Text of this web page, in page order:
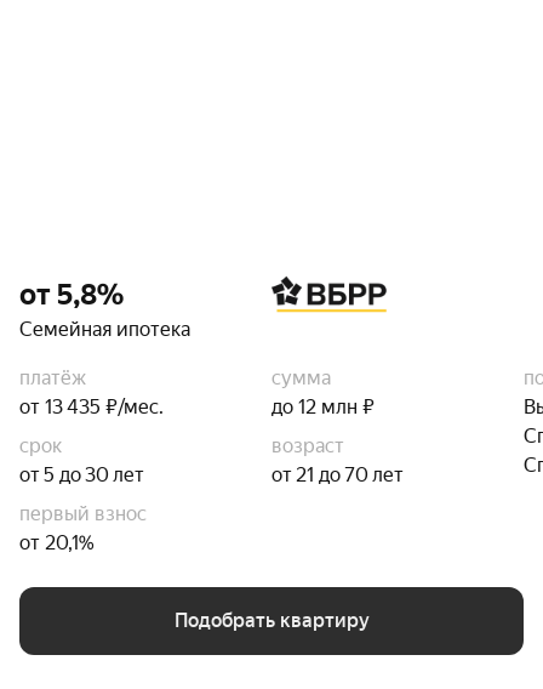
от 5,8%
Семейная ипотека
платёж
от 13 435 ₽/мес.
сумма
до 12 млн ₽
срок
от 5 до 30 лет
возраст
от 21 до 70 лет
первый взнос
от 20,1%
Подобрать квартиру